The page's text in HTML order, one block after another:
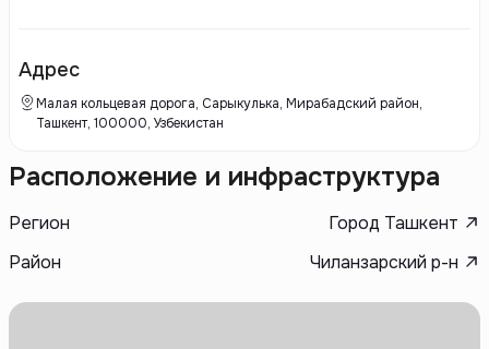
повысить качество строительства, но и минимизировать его сроки.
Адрес
Малая кольцевая дорога, Сарыкулька, Мирабадский район,
Ташкент, 100000, Узбекистан
Расположение и инфраструктура
Регион
Город Ташкент
Район
Чиланзарский р-н